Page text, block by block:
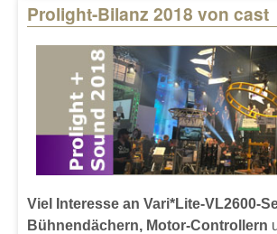
Prolight-Bilanz 2018 von cast
Viel Interesse an Vari*Lite-VL2600-
Bühnendächern, Motor-Controllern